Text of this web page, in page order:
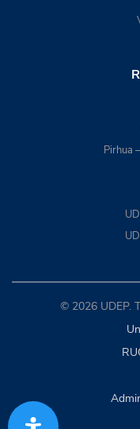
Pirhua
© 2026 UDEP.